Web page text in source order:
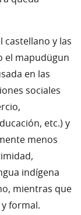
castellano y las
el mapudügun
en las
sociales
etc.) y
menos
indígena
mientras que
formal.